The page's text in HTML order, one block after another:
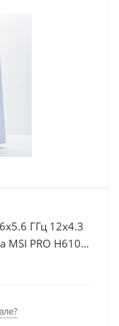
ГГц 12x4.3
MSI PRO H610M-
Память